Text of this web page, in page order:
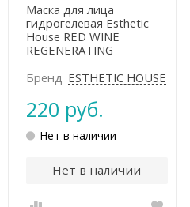
Маска для лица
гидрогелевая Esthetic
House RED WINE
REGENERATING
MASK
Бренд ESTHETIC HOUSE
220 руб.
Нет в наличии
Нет в наличии